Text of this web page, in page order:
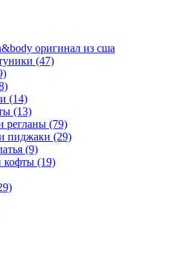
оригинал из сша
(47)
(14)
(13)
регланы (79)
пиджаки (29)
(9)
кофты (19)